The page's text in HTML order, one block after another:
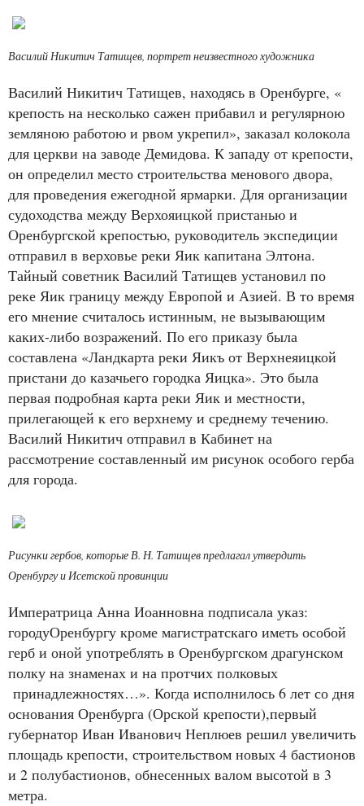
Василий Никитич Татищев, портрет неизвестного художника
Василий Никитич Татищев, находясь в Оренбурге, «
крепость на несколько сажен прибавил и регулярною
земляною работою и рвом укрепил», заказал колокола
для церкви на заводе Демидова. К западу от крепости,
он определил место строительства менового двора,
для проведения ежегодной ярмарки. Для организации
судоходства между Верхояицкой пристанью и
Оренбургской крепостью, руководитель экспедиции
отправил в верховье реки Яик капитана Элтона.
Тайный советник Василий Татищев установил по
реке Яик границу между Европой и Азией. В то время
его мнение считалось истинным, не вызывающим
каких-либо возражений. По его приказу была
составлена «Ландкарта реки Яикъ от Верхнеяицкой
пристани до казачьего городка Яицка». Это была
первая подробная карта реки Яик и местности,
прилегающей к его верхнему и среднему течению.
Василий Никитич отправил в Кабинет на
рассмотрение составленный им рисунок особого герба
для города.
Рисунки гербов, которые В. Н. Татищев предлагал утвердить
Оренбургу и Исетской провинции
Императрица Анна Иоанновна подписала указ:
городуОренбургу кроме магистратскаго иметь особой
герб и оной употреблять в Оренбургском драгунском
полку на знаменах и на протчих полковых
принадлежностях…». Когда исполнилось 6 лет со дня
основания Оренбурга (Орской крепости),первый
губернатор Иван Иванович Неплюев решил увеличить
площадь крепости, строительством новых 4 бастионов
и 2 полубастионов, обнесенных валом высотой в 3
метра.